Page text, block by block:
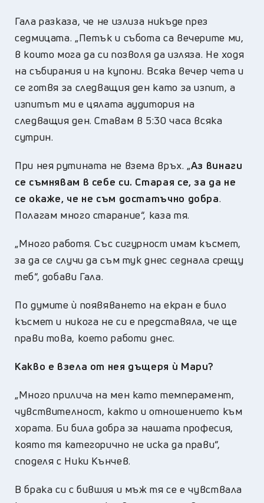
Гала разказа, че не излиза никъде през
седмицата. „Петък и събота са вечерите ми,
в които мога да си позволя да изляза. Не ходя
на събирания и на купони. Всяка вечер чета и
се готвя за следващия ден като за изпит, а
изпитът ми е цялата аудитория на
следващия ден. Ставам в 5:30 часа всяка
сутрин.
При нея рутината не взема връх. „Аз винаги
се съмнявам в себе си. Старая се, за да не
се окаже, че не съм достатъчно добра.
Полагам много старание“, каза тя.
„Много работя. Със сигурност имам късмет,
за да се случи да съм тук днес седнала срещу
теб“, добави Гала.
По думите ѝ появяването на екран е било
късмет и никога не си е представяла, че ще
прави това, което работи днес.
Какво е взела от нея дъщеря ѝ Мари?
„Много прилича на мен като темперамент,
чувствителност, както и отношението към
хората. Би била добра за нашата професия,
която тя категорично не иска да прави“,
споделя с Ники Кънчев.
В брака си с бившия и мъж тя се е чувствала